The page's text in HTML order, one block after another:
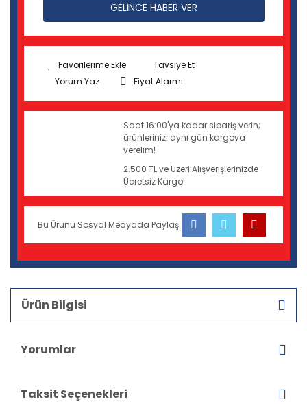
GELİNCE HABER VER
Tavsiye Et
Yorum Yaz
Fiyat Alarmı
Saat 16:00'ya kadar sipariş verin;
ürünlerinizi aynı gün kargoya
verelim!
2.500 TL ve Üzeri Alışverişlerinizde
Ücretsiz Kargo!
Bu Ürünü Sosyal Medyada Paylaş
Ürün Bilgisi
Yorumlar
Taksit Seçenekleri